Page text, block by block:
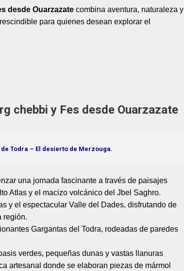
desde Ouarzazate combina aventura, naturaleza y
para quienes desean explorar el
chebbi y Fes desde Ouarzazate
Todra – El desierto de Merzouga.
una jornada fascinante a través de paisajes
Atlas y el macizo volcánico del Jbel Saghro.
y el espectacular Valle del Dades, disfrutando de
región.
Gargantas del Todra, rodeadas de paredes
verdes, pequeñas dunas y vastas llanuras
artesanal donde se elaboran piezas de mármol